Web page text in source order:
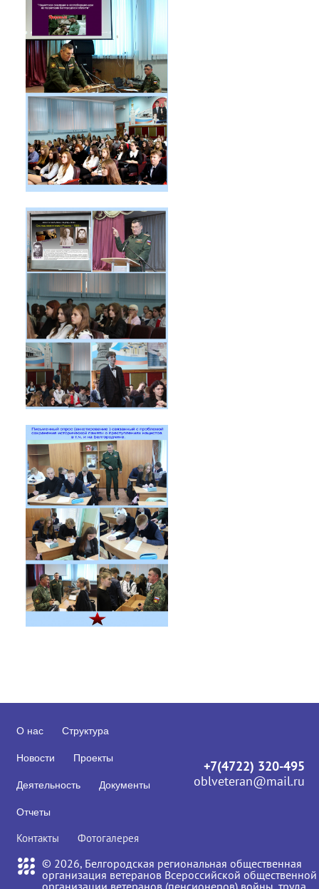
О нас Структура
Новости Проекты
Деятельность Документы
Отчеты
Контакты Фотогалерея
+7(4722) 320-495
oblveteran@mail.ru
© 2026, Белгородская региональная общественная
организация ветеранов Всероссийской общественной
организации ветеранов (пенсионеров) войны, труда,